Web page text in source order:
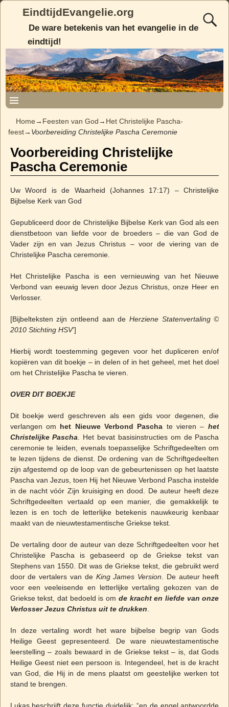
EindtijdEvangelie.org
De ware betekenis van het evangelie in de
eindtijd!
Home→ Feesten van God→ Het Christelijke Pascha-
feest→ Voorbereiding Christelijke Pascha Ceremonie
Voorbereiding Christelijke
Pascha Ceremonie
Uw Woord is de Waarheid (Johannes 17:17) – Christelijke
Bijbelse Kerk van God
Gepubliceerd door de Christelijke Bijbelse Kerk van God als een
dienstbetoon van liefde voor de broeders – die van God de
Vader zijn en van Jezus Christus – voor de viering van de
Christelijke Pascha ceremonie.
Het Christelijke Pascha is een vernieuwing van het Nieuwe
Verbond van eeuwig leven door Jezus Christus, onze Heer en
Verlosser.
[Bijbelteksten zijn ontleend aan deHerziene Statenvertaling ©
2010 Stichting HSV’]
Hierbij wordt toestemming gegeven voor het dupliceren en/of
kopiëren van dit boekje – in delen of in het geheel, met het doel
om het Christelijke Pascha te vieren.
OVER DIT BOEKJE
Dit boekje werd geschreven als een gids voor degenen, die
verlangen om het Nieuwe Verbond Pascha te vieren – het
Christelijke Pascha . Het bevat basisinstructies om de Pascha
ceremonie te leiden, evenals toepasselijke Schriftgedeelten om
te lezen tijdens de dienst. De ordening van de Schriftgedeelten
zijn afgestemd op de loop van de gebeurtenissen op het laatste
Pascha van Jezus, toen Hij het Nieuwe Verbond Pascha instelde
in de nacht vóór Zijn kruisiging en dood. De auteur heeft deze
Schriftgedeelten vertaald op een manier, die gemakkelijk te
lezen is en toch de letterlijke betekenis nauwkeurig kenbaar
maakt van de nieuwtestamentische Griekse tekst.
De vertaling door de auteur van deze Schriftgedeelten voor het
Christelijke Pascha is gebaseerd op de Griekse tekst van
Stephens van 1550. Dit was de Griekse tekst, die gebruikt werd
door de vertalers van de King James Version . De auteur heeft
voor een veeleisende en letterlijke vertaling gekozen van de
Griekse tekst, dat bedoeld is om de kracht en liefde van onze
Verlosser Jezus Christus uit te drukken
In deze vertaling wordt het ware bijbelse begrip van Gods
Heilige Geest gepresenteerd. De ware nieuwtestamentische
leerstelling – zoals bewaard in de Griekse tekst – is, dat Gods
Heilige Geest niet een persoon is. Integendeel, het is de kracht
van God, die Hij in de mens plaatst om geestelijke werken tot
stand te brengen.